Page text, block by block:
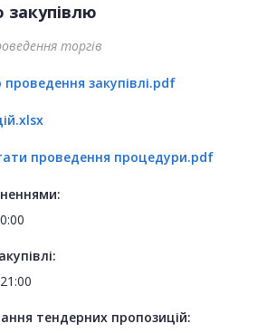
закупівлю
торгів
закупівлі.pdf
проведення процедури.pdf
21:00
тендерних пропозицій: